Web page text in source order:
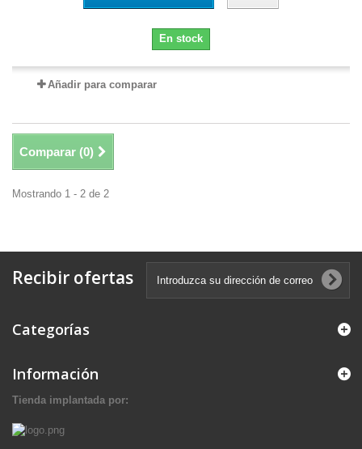
En stock
Añadir para comparar
Comparar (0)
Mostrando 1 - 2 de 2
Recibir ofertas
Categorías
Información
Tienda implantada por: